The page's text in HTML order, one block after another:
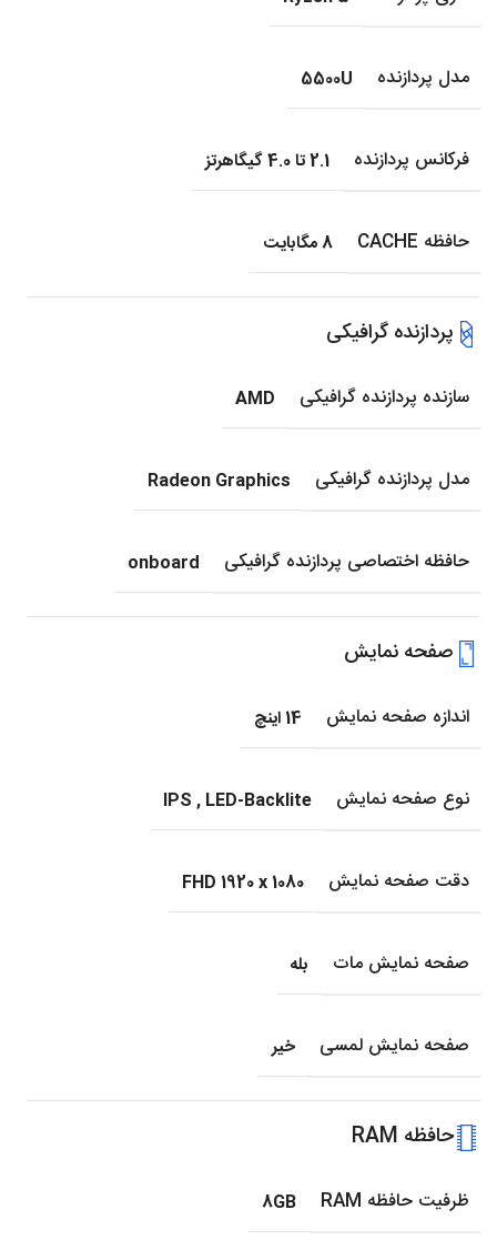
مدل پردازنده 5500U
فرکانس پردازنده 2.1 تا 4.0 گیگاهرتز
حافظه CACHE 8 مگابایت
پردازنده گرافیکی
سازنده پردازنده گرافیکی AMD
مدل پردازنده گرافیکی Radeon Graphics
حافظه اختصاصی پردازنده گرافیکی onboard
صفحه نمایش
اندازه صفحه نمایش 14 اینچ
نوع صفحه نمایش IPS , LED-Backlite
دقت صفحه نمایش FHD 1920 x 1080
صفحه نمایش مات بله
صفحه نمایش لمسی خیر
حافظه RAM
ظرفیت حافظه RAM 8GB